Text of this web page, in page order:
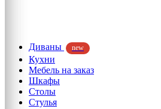
Диваны new
Кухни
Мебель на заказ
Шкафы
Столы
Стулья